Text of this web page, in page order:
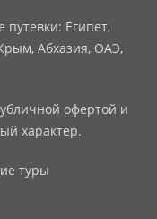
Египет,
Абхазия, ОАЭ,
офертой и
характер.
туры